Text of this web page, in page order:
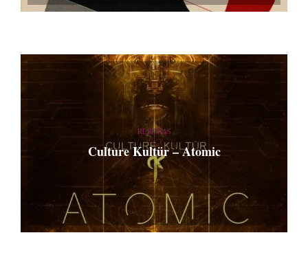
RESEÑAS
Culture Kultür – Atomic